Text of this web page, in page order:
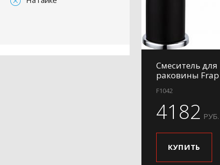
Смеситель для
раковины Frap
F1042
4182 РУБ.
КУПИТЬ